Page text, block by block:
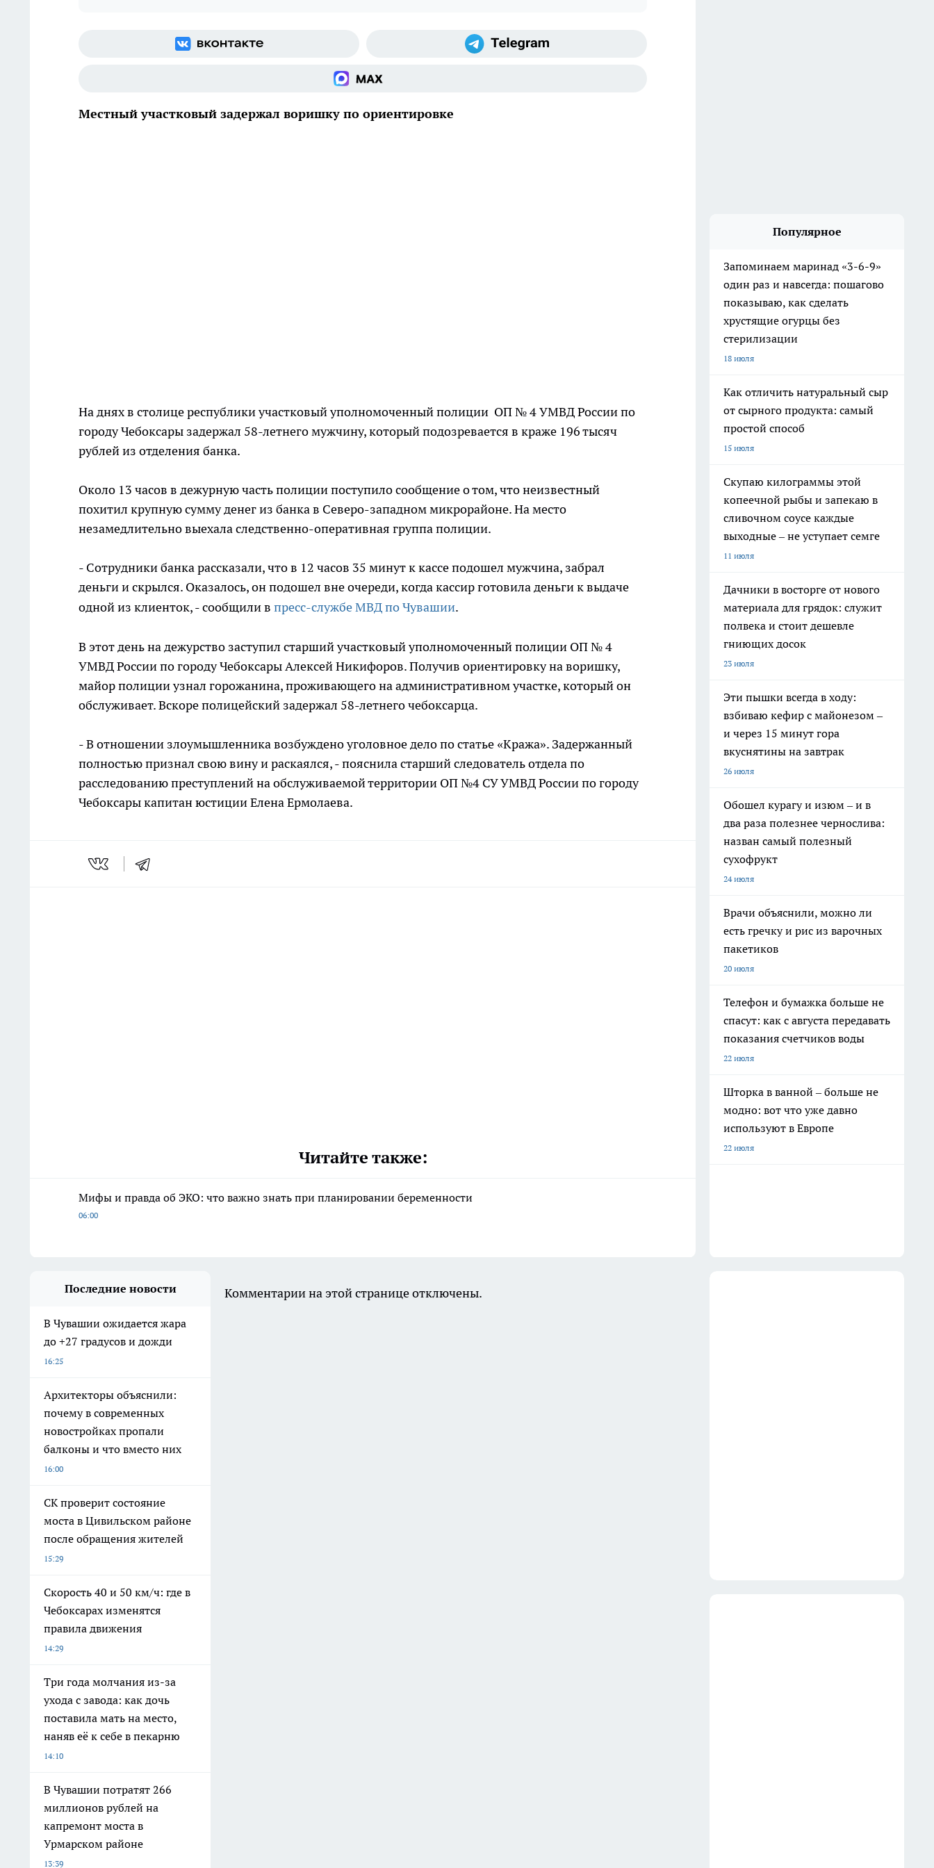
Местный участковый задержал воришку по ориентировке
На днях в столице республики участковый уполномоченный полиции ОП № 4 УМВД России по
городу Чебоксары задержал 58-летнего мужчину, который подозревается в краже 196 тысяч
рублей из отделения банка.
Около 13 часов в дежурную часть полиции поступило сообщение о том, что неизвестный
похитил крупную сумму денег из банка в Северо-западном микрорайоне. На место
незамедлительно выехала следственно-оперативная группа полиции.
- Сотрудники банка рассказали, что в 12 часов 35 минут к кассе подошел мужчина, забрал
деньги и скрылся. Оказалось, он подошел вне очереди, когда кассир готовила деньги к выдаче
одной из клиенток, - сообщили в пресс-службе МВД по Чувашии.
В этот день на дежурство заступил старший участковый уполномоченный полиции ОП № 4
УМВД России по городу Чебоксары Алексей Никифоров. Получив ориентировку на воришку,
майор полиции узнал горожанина, проживающего на административном участке, который он
обслуживает. Вскоре полицейский задержал 58-летнего чебоксарца.
- В отношении злоумышленника возбуждено уголовное дело по статье «Кража». Задержанный
полностью признал свою вину и раскаялся, - пояснила старший следователь отдела по
расследованию преступлений на обслуживаемой территории ОП №4 СУ УМВД России по городу
Чебоксары капитан юстиции Елена Ермолаева.
Читайте также:
Мифы и правда об ЭКО: что важно знать при планировании беременности
06:00
Популярное
Запоминаем маринад «3-6-9»
один раз и навсегда: пошагово
показываю, как сделать
хрустящие огурцы без
стерилизации
18 июля
Как отличить натуральный сыр
от сырного продукта: самый
простой способ
15 июля
Скупаю килограммы этой
копеечной рыбы и запекаю в
сливочном соусе каждые
выходные – не уступает семге
11 июля
Дачники в восторге от нового
материала для грядок: служит
полвека и стоит дешевле
гниющих досок
23 июля
Эти пышки всегда в ходу:
взбиваю кефир с майонезом –
и через 15 минут гора
вкуснятины на завтрак
26 июля
Обошел курагу и изюм – и в
два раза полезнее чернослива:
назван самый полезный
сухофрукт
24 июля
Врачи объяснили, можно ли
есть гречку и рис из варочных
пакетиков
20 июля
Телефон и бумажка больше не
спасут: как с августа передавать
показания счетчиков воды
22 июля
Шторка в ванной – больше не
модно: вот что уже давно
используют в Европе
22 июля
Последние новости
В Чувашии ожидается жара
до +27 градусов и дожди
16:25
Архитекторы объяснили:
почему в современных
новостройках пропали
балконы и что вместо них
16:00
СК проверит состояние
моста в Цивильском районе
после обращения жителей
15:29
Скорость 40 и 50 км/ч: где в
Чебоксарах изменятся
правила движения
14:29
Три года молчания из-за
ухода с завода: как дочь
поставила мать на место,
наняв её к себе в пекарню
14:10
В Чувашии потратят 266
миллионов рублей на
капремонт моста в
Урмарском районе
13:39
Комментарии на этой странице отключены.